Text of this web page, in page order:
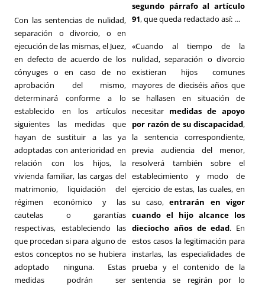
Con las sentencias de nulidad,
separación o divorcio, o en
ejecución de las mismas, el Juez,
en defecto de acuerdo de los
cónyuges o en caso de no
aprobación del mismo,
determinará conforme a lo
establecido en los artículos
siguientes las medidas que
hayan de sustituir a las ya
adoptadas con anterioridad en
relación con los hijos, la
vivienda familiar, las cargas del
matrimonio, liquidación del
régimen económico y las
cautelas o garantías
respectivas, estableciendo las
que procedan si para alguno de
estos conceptos no se hubiera
adoptado ninguna. Estas
medidas podrán ser
segundo párrafo al artículo
91, que queda redactado así: …
«Cuando al tiempo de la
nulidad, separación o divorcio
existieran hijos comunes
mayores de dieciséis años que
se hallasen en situación de
necesitar medidas de apoyo
por razón de su discapacidad,
la sentencia correspondiente,
previa audiencia del menor,
resolverá también sobre el
establecimiento y modo de
ejercicio de estas, las cuales, en
su caso, entrarán en vigor
cuando el hijo alcance los
dieciocho años de edad. En
estos casos la legitimación para
instarlas, las especialidades de
prueba y el contenido de la
sentencia se regirán por lo